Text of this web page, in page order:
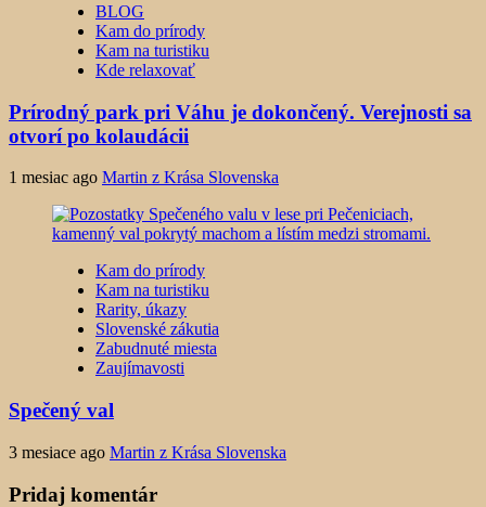
BLOG
Kam do prírody
Kam na turistiku
Kde relaxovať
Prírodný park pri Váhu je dokončený. Verejnosti sa
otvorí po kolaudácii
1 mesiac ago Martin z Krása Slovenska
Kam do prírody
Kam na turistiku
Rarity, úkazy
Slovenské zákutia
Zabudnuté miesta
Zaujímavosti
Spečený val
3 mesiace ago Martin z Krása Slovenska
Pridaj komentár